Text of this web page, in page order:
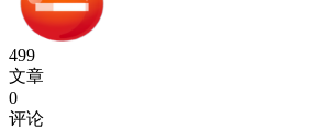
499
文章
0
评论